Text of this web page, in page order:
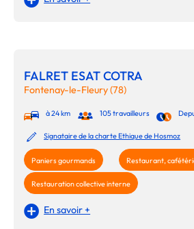
FALRET ESAT COTRA
Fontenay-le-Fleury (78)
à 24 km 105 travailleurs
Signataire de la charte Ethique de Hosmoz
Paniers gourmands Restaurant,
Restauration collective interne
En savoir +